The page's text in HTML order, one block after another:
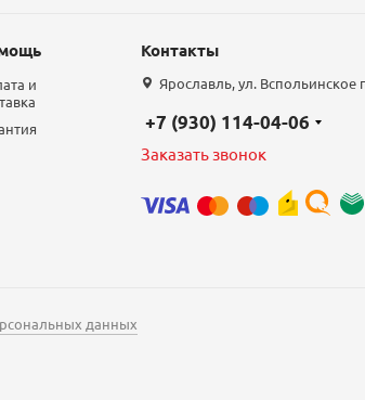
и
Контакты
Ярославль, ул. Вспольинское
+7 (930) 114-04-06
Заказать звонок
данных